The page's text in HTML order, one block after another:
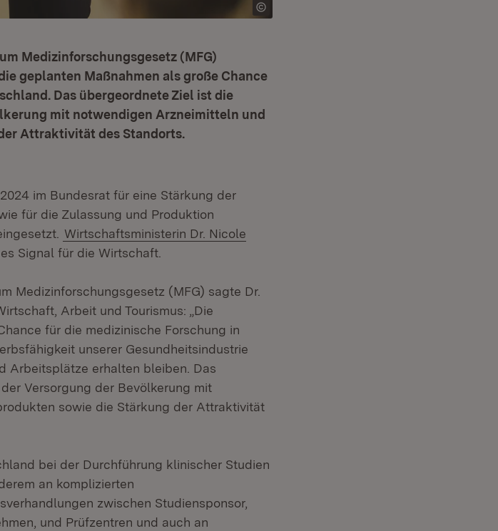
Medizinforschungsgesetz (MFG)
geplanten Maßnahmen als große Chance
Das übergeordnete Ziel ist die
mit notwendigen Arzneimitteln und
Attraktivität des Standorts.
im Bundesrat für eine Stärkung der
für die Zulassung und Produktion
Wirtschaftsministerin Dr. Nicole
Signal für die Wirtschaft.
Medizinforschungsgesetz (MFG) sagte Dr.
Arbeit und Tourismus: „Die
für die medizinische Forschung in
unserer Gesundheitsindustrie
Arbeitsplätze erhalten bleiben. Das
Versorgung der Bevölkerung mit
sowie die Stärkung der Attraktivität
bei der Durchführung klinischer Studien
an komplizierten
zwischen Studiensponsor,
und Prüfzentren und auch an